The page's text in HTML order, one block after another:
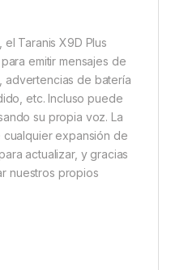
Taranis X9D Plus
emitir mensajes de
advertencias de batería
etc. Incluso puede
su propia voz. La
cualquier expansión de
actualizar, y gracias
nuestros propios